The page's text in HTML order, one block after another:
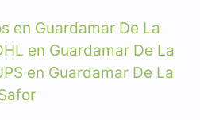
en Guardamar De La
en Guardamar De La
en Guardamar De La